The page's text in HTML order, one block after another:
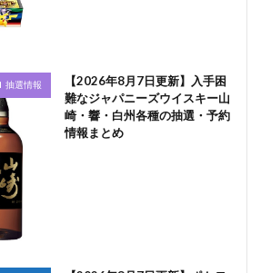
抽選情報
【2026年8月7日更新】入手困
難なジャパニーズウイスキー山
崎・響・白州各種の抽選・予約
情報まとめ